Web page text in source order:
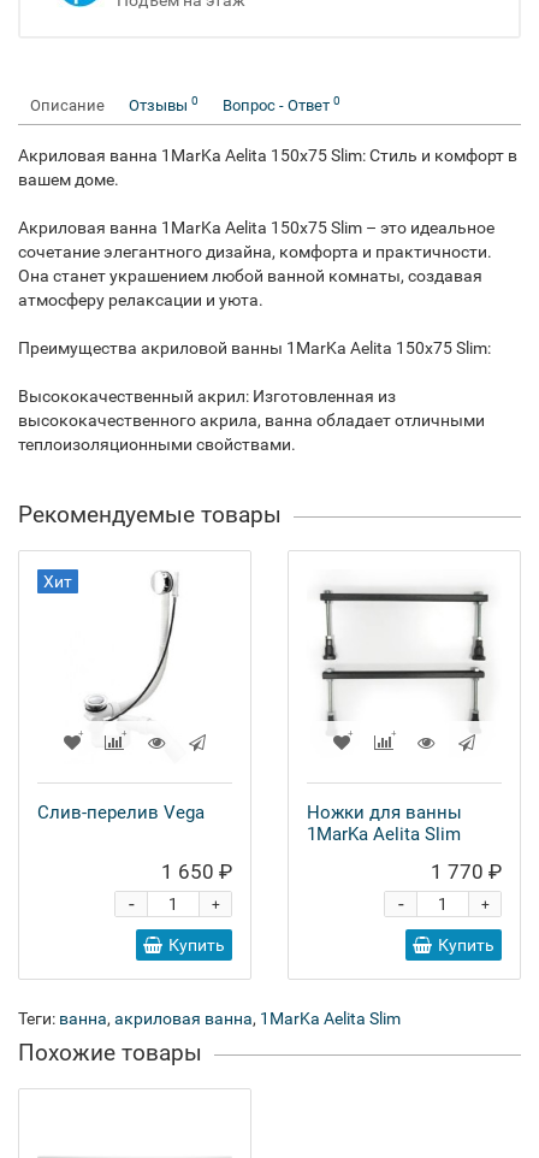
Описание Отзывы 0 Вопрос - Ответ 0
Акриловая ванна 1MarKa Aelita 150x75 Slim: Стиль и комфорт в
вашем доме.
Акриловая ванна 1MarKa Aelita 150x75 Slim – это идеальное
сочетание элегантного дизайна, комфорта и практичности.
Она станет украшением любой ванной комнаты, создавая
атмосферу релаксации и уюта.
Преимущества акриловой ванны 1MarKa Aelita 150x75 Slim:
Высококачественный акрил: Изготовленная из
высококачественного акрила, ванна обладает отличными
теплоизоляционными свойствами.
Рекомендуемые товары
Хит
Слив-перелив Vega
1 650 ₽
+
-
Купить
Ножки для ванны
1MarKa Aelita Slim
1 770 ₽
+
-
Купить
Теги: ванна, акриловая ванна, 1MarKa Aelita Slim
Похожие товары